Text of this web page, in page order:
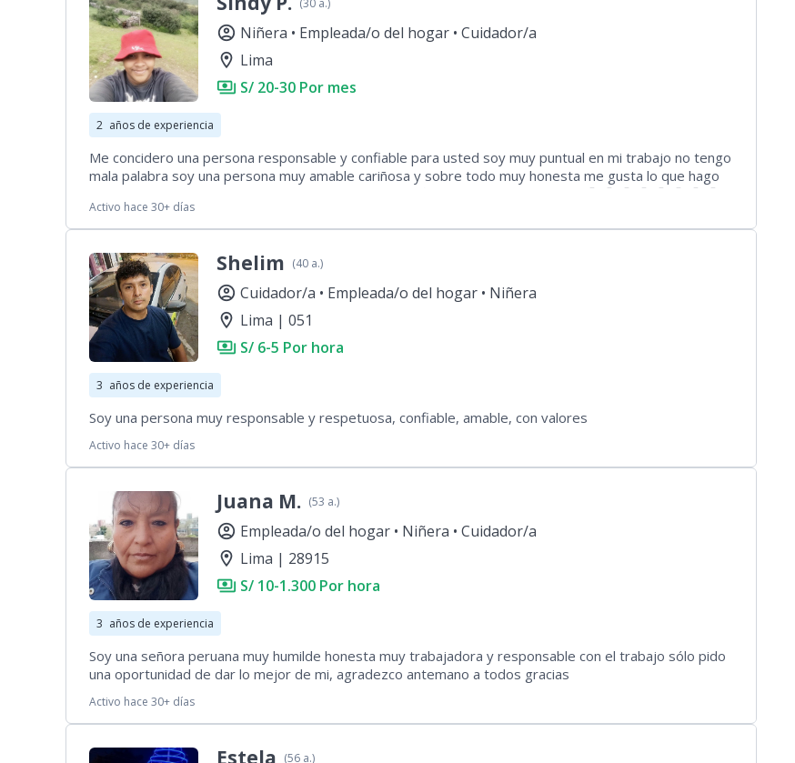
account_circle Niñera • Empleada/o del hogar • Cuidador/a
location_on Lima
payments S/ 20-30 Por mes
2 años de experiencia
Me concidero una persona responsable y confiable para usted soy muy puntual en mi trabajo no tengo
mala palabra soy una persona muy amable cariñosa y sobre todo muy honesta me gusta lo que hago
tan bien adoro trabajar cuidando niños ya sea bebé ,😊 pequeñoshasta grande 🤗 🤗 🤗 🤗 🤗 🤗 🤗 🤗
tengomuchapacienciamegusta jugar y hacerlo reír contarle cuento.de aseo me gusta trabajar bien
dejar todo limpió que la persona se siente bien con loque yo hago deseo poder encontrar un trabajo
seade doméstica o cui
Activo hace 30+ días
Shelim (40 a.)
account_circle Cuidador/a • Empleada/o del hogar • Niñera
location_on Lima | 051
payments S/ 6-5 Por hora
3 años de experiencia
Soy una persona muy responsable y respetuosa, confiable, amable, con valores
Activo hace 30+ días
Juana M. (53 a.)
account_circle Empleada/o del hogar • Niñera • Cuidador/a
location_on Lima | 28915
payments S/ 10-1.300 Por hora
3 años de experiencia
Soy una señora peruana muy humilde honesta muy trabajadora y responsable con el trabajo sólo pido
una oportunidad de dar lo mejor de mi, agradezco antemano a todos gracias
Activo hace 30+ días
Estela (56 a.)